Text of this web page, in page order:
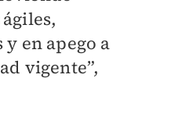
en apego a
vigente”,